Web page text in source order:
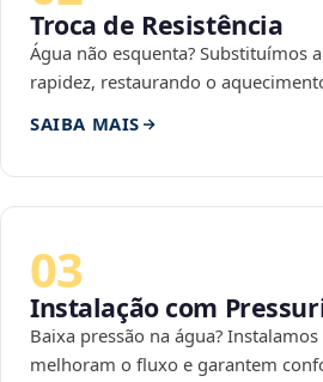
Troca de Resistência
Água não esquenta? Substituímos
rapidez, restaurando o
SAIBA MAIS
03
Instalação com
Baixa pressão na água?
melhoram o fluxo e garantem